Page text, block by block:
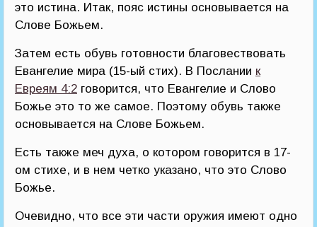
это истина. Итак, пояс истины основывается на
Слове Божьем.
Затем есть обувь готовности благовествовать
Евангелие мира (15-ый стих). В Послании к
Евреям 4:2 говорится, что Евангелие и Слово
Божье это то же самое. Поэтому обувь также
основывается на Слове Божьем.
Есть также меч духа, о котором говорится в 17-
ом стихе, и в нем четко указано, что это Слово
Божье.
Очевидно, что все эти части оружия имеют одно